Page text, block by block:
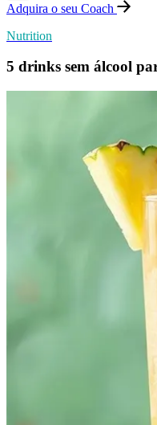
Adquira o seu Coach
Nutrition
5 drinks sem álcool